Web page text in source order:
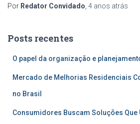
Por Redator Convidado 4 anos atrás
Posts recentes
O papel da organização e
Mercado de Melhorias Residenciais
no Brasil
Consumidores Buscam Soluções Que